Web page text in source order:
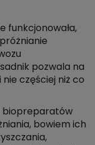
funkcjonowała,
pozwala na
częściej niż co
biopreparatów
bowiem ich